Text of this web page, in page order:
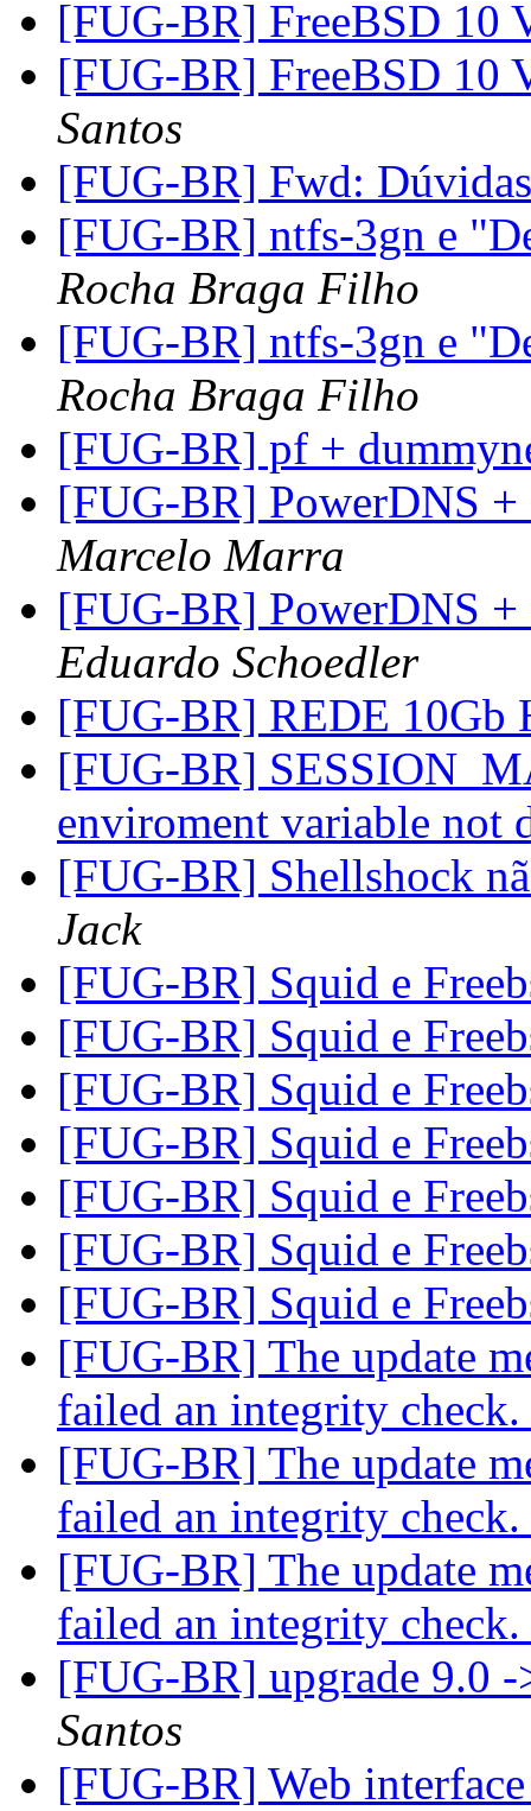
[FUG-BR] FreeBSD
[FUG-BR] FreeBSD
Santos
[FUG-BR] Fwd:
[FUG-BR] ntfs-3gn e
Rocha Braga Filho
[FUG-BR] ntfs-3gn e
Rocha Braga Filho
[FUG-BR] pf +
[FUG-BR] PowerDNS
Marcelo Marra
[FUG-BR] PowerDNS
Eduardo Schoedler
[FUG-BR] REDE 10Gb
[FUG-BR]
enviroment variable not
[FUG-BR] Shellshock
Jack
[FUG-BR] Squid e
[FUG-BR] Squid e
[FUG-BR] Squid e
[FUG-BR] Squid e
[FUG-BR] Squid e
[FUG-BR] Squid e
[FUG-BR] Squid e
[FUG-BR] The update
failed an integrity check.
[FUG-BR] The update
failed an integrity check.
[FUG-BR] The update
failed an integrity check.
[FUG-BR] upgrade 9.0
Santos
[FUG-BR] Web